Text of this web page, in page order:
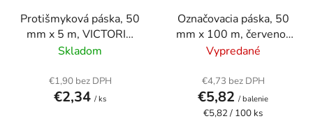
Protišmyková páska, 50
mm x 5 m, VICTORIA
FACILITY, čierna
Skladom
€1,90 bez DPH
€2,34 / ks
Označovacia páska, 50
mm x 100 m, červeno-
biela
Vypredané
€4,73 bez DPH
€5,82 / balenie
Jednotková
€5,82 / 100 ks